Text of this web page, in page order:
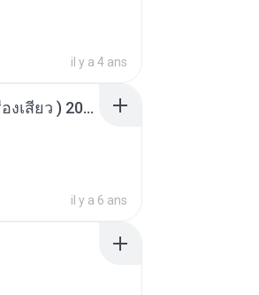
il y a 4 ans
เพื่อนพี่ ช่วยทำให้เสด ( เล่าเรื่องเสียว ) 201.mp3
il y a 6 ans